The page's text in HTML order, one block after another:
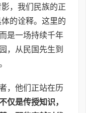
影，我们民族的正
的诠释。这里的
是一场持续千年
，从民国先生到
，他们正站在历
仅是传授知识，